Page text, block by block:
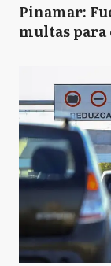
Pinamar:
multas